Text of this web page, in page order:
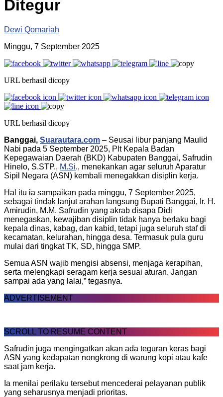
Ditegur
Dewi Qomariah
Minggu, 7 September 2025
URL berhasil dicopy
URL berhasil dicopy
Banggai, Suarautara.com – Seusai libur panjang Maulid
Nabi pada 5 September 2025, Plt Kepala Badan
Kepegawaian Daerah (BKD) Kabupaten Banggai, Safrudin
Hinelo, S.STP., M.Si., menekankan agar seluruh Aparatur
Sipil Negara (ASN) kembali menegakkan disiplin kerja.
Hal itu ia sampaikan pada minggu, 7 September 2025,
sebagai tindak lanjut arahan langsung Bupati Banggai, Ir. H.
Amirudin, M.M. Safrudin yang akrab disapa Didi
menegaskan, kewajiban disiplin tidak hanya berlaku bagi
kepala dinas, kabag, dan kabid, tetapi juga seluruh staf di
kecamatan, kelurahan, hingga desa. Termasuk pula guru
mulai dari tingkat TK, SD, hingga SMP.
Semua ASN wajib mengisi absensi, menjaga kerapihan,
serta melengkapi seragam kerja sesuai aturan. Jangan
sampai ada yang lalai,” tegasnya.
ADVERTISEMENT
SCROLL TO RESUME CONTENT
Safrudin juga mengingatkan akan ada teguran keras bagi
ASN yang kedapatan nongkrong di warung kopi atau kafe
saat jam kerja.
Ia menilai perilaku tersebut mencederai pelayanan publik
yang seharusnya menjadi prioritas.